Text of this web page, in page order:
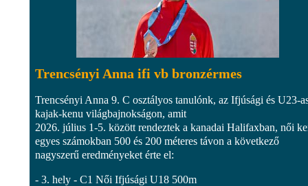
Trencsényi Anna ifi vb bronzérmes
Trencsényi Anna 9. C osztályos tanulónk, az Ifjúsági és U23-
kajak-kenu világbajnokságon, amit
2026. július 1-5. között rendeztek a kanadai Halifaxban, női
egyes számokban 500 és 200 méteres távon a következő
nagyszerű eredményeket érte el:
- 3. hely - C1 Női Ifjúsági U18 500m